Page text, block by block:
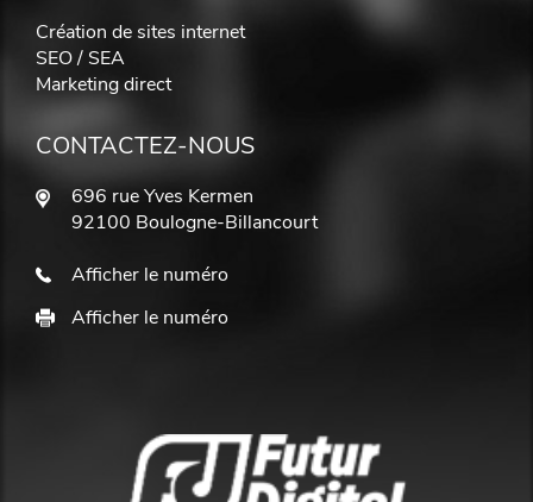
Création de sites internet
SEO / SEA
Marketing direct
CONTACTEZ-NOUS
696 rue Yves Kermen
92100 Boulogne-Billancourt
Afficher le numéro
Afficher le numéro